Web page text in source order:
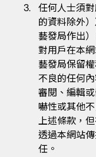
任何人士須
的資料除外
藝發局作出
對用戶在本
藝發局保留
不良的任何
審閱、編輯
嚇性或其他
上述條款，
透過本網站
任。